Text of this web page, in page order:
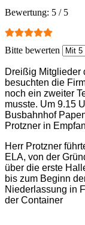
Bewertung: 5 / 5
Bitte bewerten
Dreißig Mitglieder
besuchten die
noch ein zweiter
musste. Um 9.15
Busbahnhof
Protzner in
Herr Protzner
ELA, von der
über die erste
bis zum Beginn
Niederlassung in
der Container